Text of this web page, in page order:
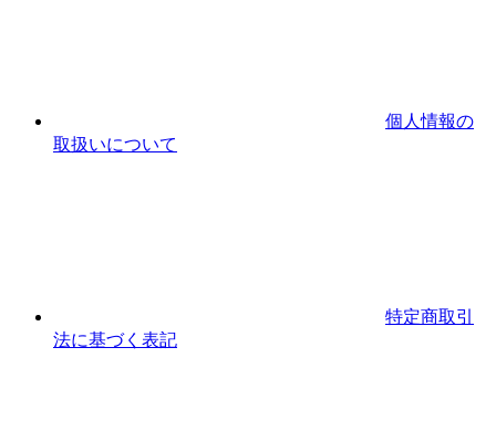
個人情報の
取扱いについて
特定商取引
法に基づく表記